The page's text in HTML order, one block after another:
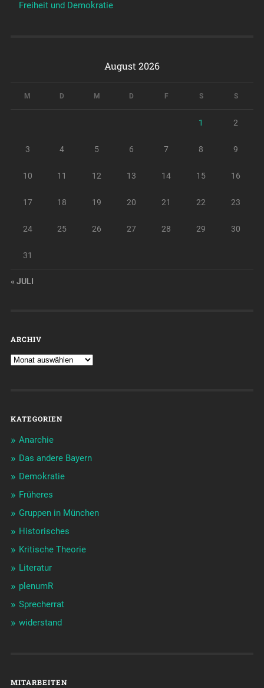
Freiheit und Demokratie
August 2026
M D M D F S S
1 2
3 4 5 6 7 8 9
10 11 12 13 14 15 16
17 18 19 20 21 22 23
24 25 26 27 28 29 30
31
« JULI
ARCHIV
KATEGORIEN
Anarchie
Das andere Bayern
Demokratie
Früheres
Gruppen in München
Historisches
Kritische Theorie
Literatur
plenumR
Sprecherrat
widerstand
MITARBEITEN